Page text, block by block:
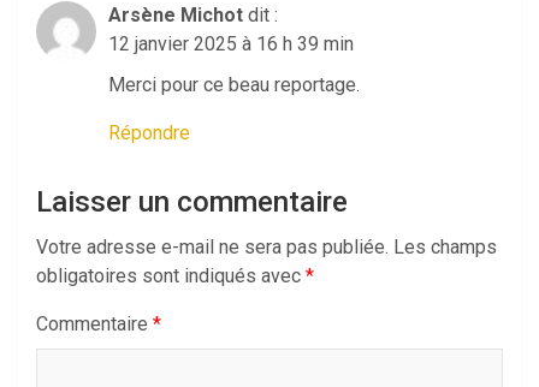
Arsène Michot dit :
12 janvier 2025 à 16 h 39 min
Merci pour ce beau reportage.
Répondre
Laisser un commentaire
Votre adresse e-mail ne sera pas publiée. Les champs
obligatoires sont indiqués avec *
Commentaire *